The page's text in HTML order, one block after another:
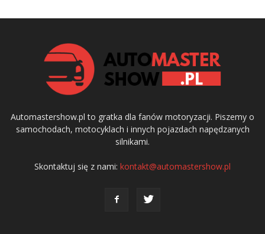
Automastershow.pl to gratka dla fanów motoryzacji. Piszemy o
samochodach, motocyklach i innych pojazdach napędzanych
silnikami.
Skontaktuj się z nami: kontakt@automastershow.pl